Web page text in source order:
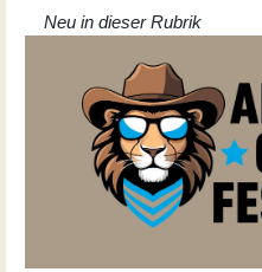
Neu in dieser Rubrik